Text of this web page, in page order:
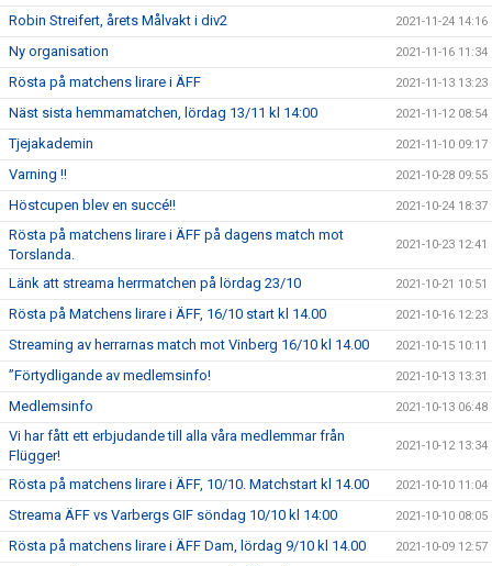
Robin Streifert, årets Målvakt i div2 2021-11-24 14:16
Ny organisation 2021-11-16 11:34
Rösta på matchens lirare i ÄFF 2021-11-13 13:23
Näst sista hemmamatchen, lördag 13/11 kl 14:00 2021-11-12 08:54
Tjejakademin 2021-11-10 09:17
Varning !! 2021-10-28 09:55
Höstcupen blev en succé!! 2021-10-24 18:37
Rösta på matchens lirare i ÄFF på dagens match mot
Torslanda.
2021-10-23 12:41
Länk att streama herrmatchen på lördag 23/10 2021-10-21 10:51
Rösta på Matchens lirare i ÄFF, 16/10 start kl 14.00 2021-10-16 12:23
Streaming av herrarnas match mot Vinberg 16/10 kl 14.00 2021-10-15 10:11
”Förtydligande av medlemsinfo! 2021-10-13 13:31
Medlemsinfo 2021-10-13 06:48
Vi har fått ett erbjudande till alla våra medlemmar från
Flügger!
2021-10-12 13:34
Rösta på matchens lirare i ÄFF, 10/10. Matchstart kl 14.00 2021-10-10 11:04
Streama ÄFF vs Varbergs GIF söndag 10/10 kl 14:00 2021-10-10 08:05
Rösta på matchens lirare i ÄFF Dam, lördag 9/10 kl 14.00 2021-10-09 12:57